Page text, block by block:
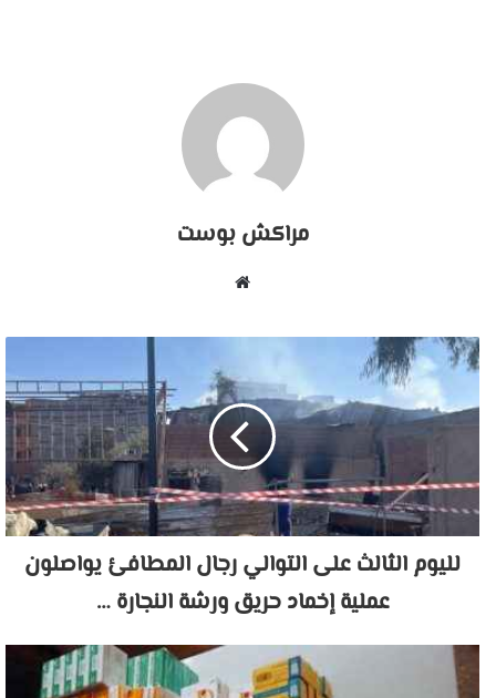
مراكش بوست
لليوم الثالث على التوالي رجال المطافئ يواصلون
عملية إخماد حريق ورشة النجارة …